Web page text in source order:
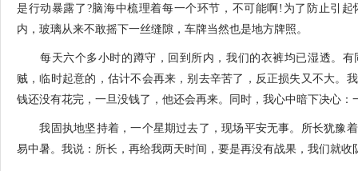
是行动暴露了?脑海中梳理着每一个环节，不可能啊!为了防止引
内，玻璃从来不敢摇下一丝缝隙，车牌当然也是地方牌照。
每天六个多小时的蹲守，回到所内，我们的衣裤均已湿透。有
贼，临时起意的，估计不会再来，别去辛苦了，反正损失又不大。
钱还没有花完，一旦没钱了，他还会再来。同时，我心中暗下决心：
我固执地坚持着，一个星期过去了，现场平安无事。所长犹豫着
易中暑。我说：所长，再给我两天时间，要是再没有战果，我们就收